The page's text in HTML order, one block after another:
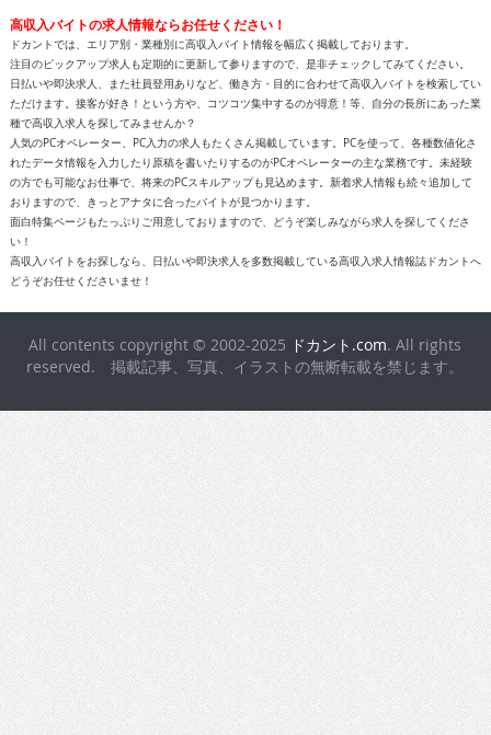
高収入バイトの求人情報ならお任せください！
ドカントでは、エリア別・業種別に高収入バイト情報を幅広く掲載しております。
注目のピックアップ求人も定期的に更新して参りますので、是非チェックしてみてください。
日払いや即決求人、また社員登用ありなど、働き方・目的に合わせて高収入バイトを検索してい
ただけます。接客が好き！という方や、コツコツ集中するのが得意！等、自分の長所にあった業
種で高収入求人を探してみませんか？
人気のPCオペレーター、PC入力の求人もたくさん掲載しています。PCを使って、各種数値化さ
れたデータ情報を入力したり原稿を書いたりするのがPCオペレーターの主な業務です。未経験
の方でも可能なお仕事で、将来のPCスキルアップも見込めます。新着求人情報も続々追加して
おりますので、きっとアナタに合ったバイトが見つかります。
面白特集ページもたっぷりご用意しておりますので、どうぞ楽しみながら求人を探してくださ
い！
高収入バイトをお探しなら、日払いや即決求人を多数掲載している高収入求人情報誌ドカントへ
どうぞお任せくださいませ！
All contents copyright © 2002-2025 ドカント.com. All rights
reserved. 掲載記事、写真、イラストの無断転載を禁じます。